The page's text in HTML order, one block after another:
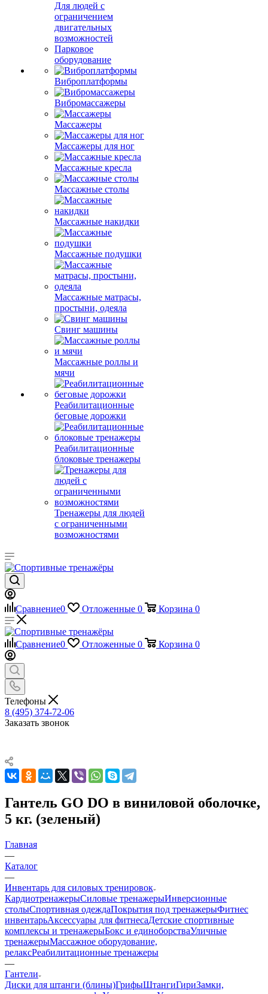
Для людей с
ограничением
двигательных
возможностей
Парковое
оборудование
Виброплатформы
Вибромассажеры
Массажеры
Массажеры для ног
Массажные кресла
Массажные столы
Массажные накидки
Массажные подушки
Массажные матрасы,
простыни, одеяла
Свинг машины
Массажные роллы и
мячи
Реабилитационные
беговые дорожки
Реабилитационные
блоковые тренажеры
Тренажеры для людей
с ограниченными
возможностями
Сравнение0 Отложенные 0 Корзина 0
Сравнение0 Отложенные 0 Корзина 0
Телефоны
8 (495) 374-72-06
Заказать звонок
Гантель GO DO в виниловой оболочке,
5 кг. (зеленый)
Главная
—
Каталог
—
Инвентарь для силовых тренировок
КардиотренажерыСиловые тренажерыИнверсионные
столыСпортивная одеждаПокрытия под тренажерыФитнес
инвентарьАксессуары для фитнесаДетские спортивные
комплексы и тренажерыБокс и единоборстваУличные
тренажерыМассажное оборудование,
релаксРеабилитационные тренажеры
—
Гантели
Диски для штанги (блины)ГрифыШтангиГириЗамки,